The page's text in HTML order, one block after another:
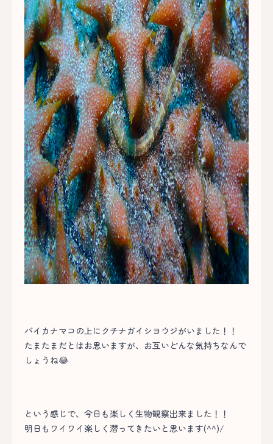
バイカナマコの上にクチナガイシヨウジがいました！！
たまたまだとはお思いますが、お互いどんな気持ちなんで
しょうね😂
という感じで、今日も楽しく生物観察出来ました！！
明日もワイワイ楽しく潜ってきたいと思います(^^)/